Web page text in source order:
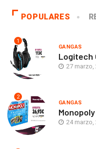
POPULARES
1
GANGAS
Logitech
27 marzo,
2
GANGAS
24 marzo,